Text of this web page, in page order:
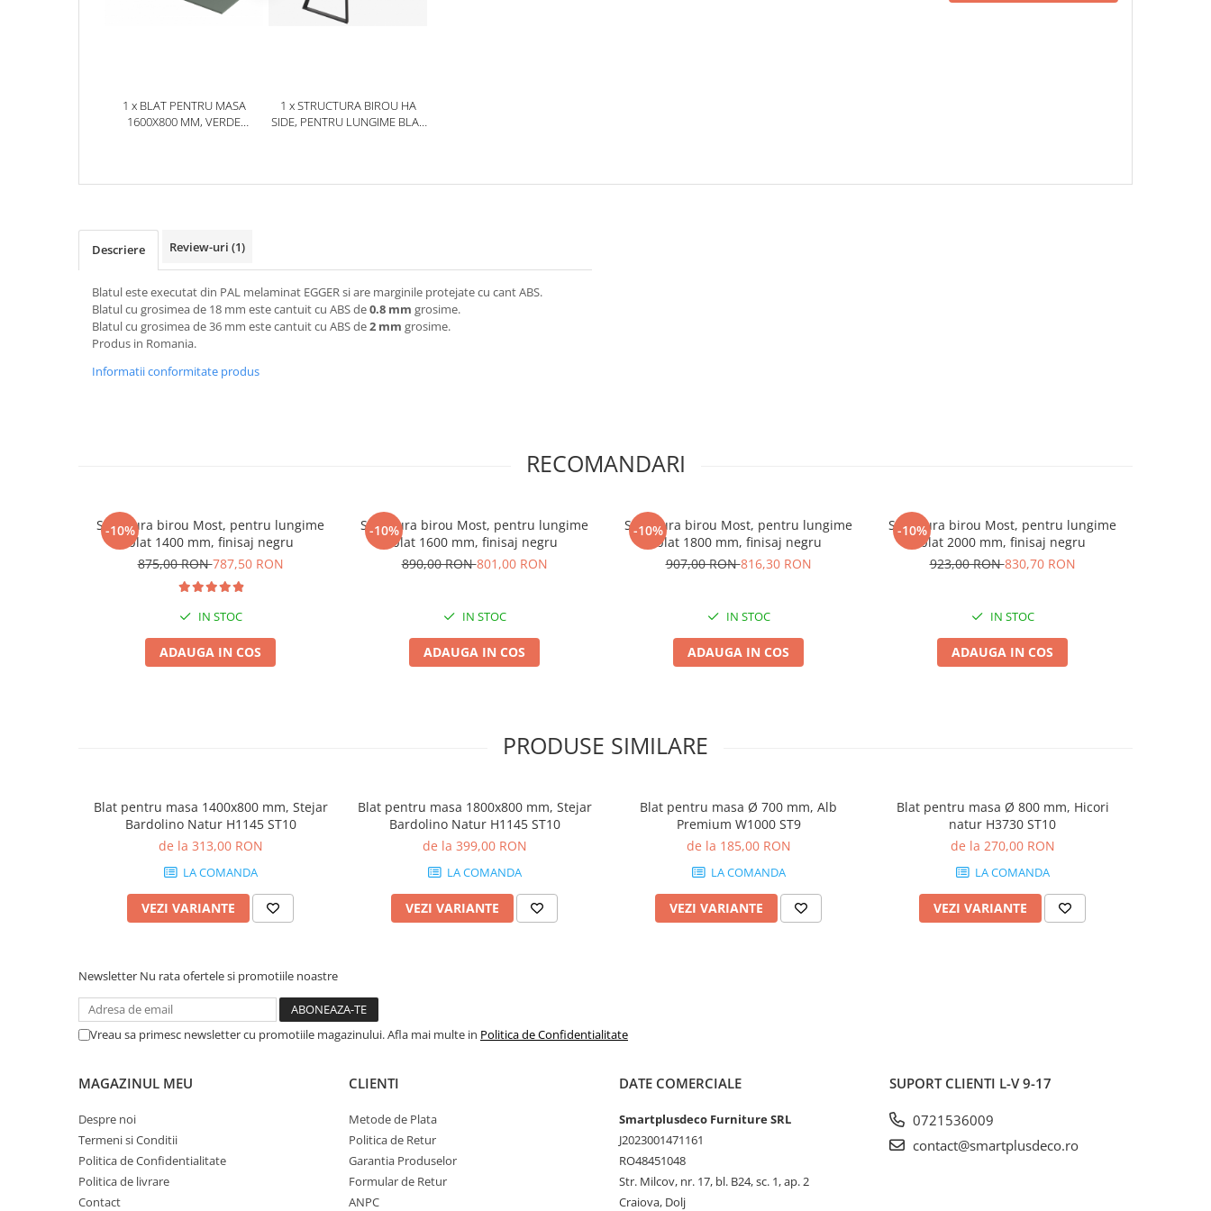
1 x BLAT PENTRU MASA
1600X800 MM, VERDE
1 x STRUCTURA BIROU HA
SIDE, PENTRU LUNGIME BLAT
Descriere Review-uri (1)
Blatul este executat din PAL melaminat EGGER si are marginile protejate cu cant ABS.
Blatul cu grosimea de 18 mm este cantuit cu ABS de0.8 mm grosime.
Blatul cu grosimea de 36 mm este cantuit cu ABS de2 mm grosime.
Produs in Romania.
Informatii conformitate produs
RECOMANDARI
-10%
Structura birou Most, pentru lungime
blat 1400 mm, finisaj negru
875,00 RON787,50 RON
IN STOC
ADAUGA IN COS
-10%
Structura birou Most, pentru lungime
blat 1600 mm, finisaj negru
890,00 RON801,00 RON
IN STOC
ADAUGA IN COS
-10%
Structura birou Most, pentru lungime
blat 1800 mm, finisaj negru
907,00 RON816,30 RON
IN STOC
ADAUGA IN COS
-10%
Structura birou Most, pentru lungime
blat 2000 mm, finisaj negru
923,00 RON830,70 RON
IN STOC
ADAUGA IN COS
PRODUSE SIMILARE
Blat pentru masa 1400x800 mm, Stejar
Bardolino Natur H1145 ST10
de la 313,00 RON
LA COMANDA
VEZI VARIANTE
Blat pentru masa 1800x800 mm, Stejar
Bardolino Natur H1145 ST10
de la 399,00 RON
LA COMANDA
VEZI VARIANTE
Blat pentru masa Ø 700 mm, Alb
Premium W1000 ST9
de la 185,00 RON
LA COMANDA
VEZI VARIANTE
Blat pentru masa Ø 800 mm, Hicori
natur H3730 ST10
de la 270,00 RON
LA COMANDA
VEZI VARIANTE
Newsletter Nu rata ofertele si promotiile noastre
Vreau sa primesc newsletter cu promotiile magazinului. Afla mai multe in Politica de Confidentialitate
MAGAZINUL MEU
Despre noi
Termeni si Conditii
Politica de Confidentialitate
Politica de livrare
Contact
CLIENTI
Metode de Plata
Politica de Retur
Garantia Produselor
Formular de Retur
ANPC
DATE COMERCIALE
Smartplusdeco Furniture SRL
J2023001471161
RO48451048
Str. Milcov, nr. 17, bl. B24, sc. 1, ap. 2
Craiova, Dolj
SUPORT CLIENTI L-V 9-17
0721536009
contact@smartplusdeco.ro